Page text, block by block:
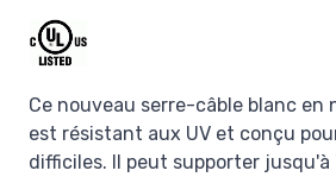
Ce nouveau serre-câble blanc en
est résistant aux UV et conçu
difficiles. Il peut supporter